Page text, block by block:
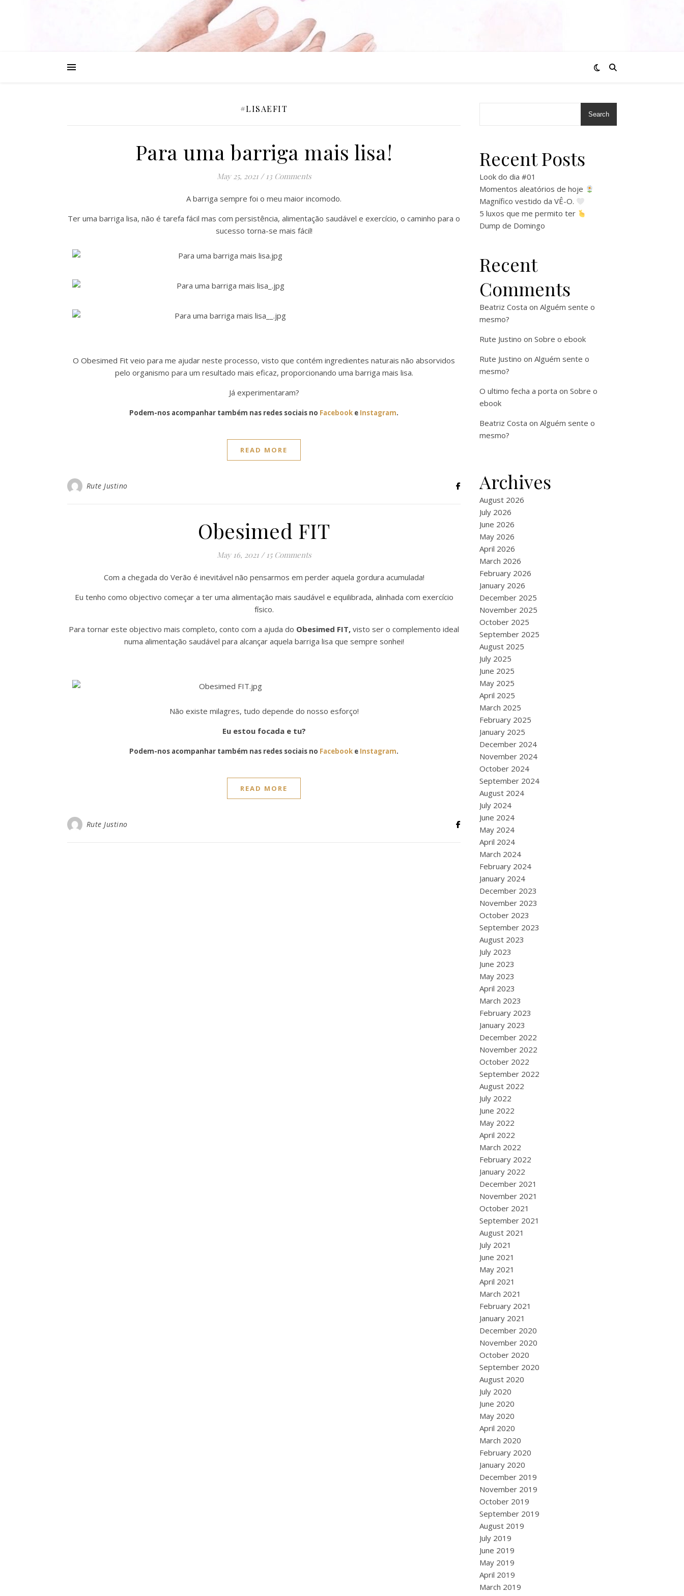
#LISAEFIT
Para uma barriga mais lisa!
May 25, 2021 / 13 Comments
A barriga sempre foi o meu maior incomodo.
Ter uma barriga lisa, não é tarefa fácil mas com persistência, alimentação saudável e exercício, o caminho para o
sucesso torna-se mais fácil!
O Obesimed Fit veio para me ajudar neste processo, visto que contém ingredientes naturais não absorvidos
pelo organismo para um resultado mais eficaz, proporcionando uma barriga mais lisa.
Já experimentaram?
Podem-nos acompanhar também nas redes sociais no Facebook e Instagram.
READ MORE
Rute Justino
Obesimed FIT
May 16, 2021 / 15 Comments
Com a chegada do Verão é inevitável não pensarmos em perder aquela gordura acumulada!
Eu tenho como objectivo começar a ter uma alimentação mais saudável e equilibrada, alinhada com exercício
físico.
Para tornar este objectivo mais completo, conto com a ajuda do Obesimed FIT, visto ser o complemento ideal
numa alimentação saudável para alcançar aquela barriga lisa que sempre sonhei!
Não existe milagres, tudo depende do nosso esforço!
Eu estou focada e tu?
Podem-nos acompanhar também nas redes sociais no Facebook e Instagram.
READ MORE
Rute Justino
Search
Recent Posts
Look do dia #01
Momentos aleatórios de hoje
Magnífico vestido da VÊ-O.
5 luxos que me permito ter
Dump de Domingo
Recent
Comments
Beatriz Costa on Alguém sente o
mesmo?
Rute Justino on Sobre o ebook
Rute Justino on Alguém sente o
mesmo?
O ultimo fecha a porta on Sobre o
ebook
Beatriz Costa on Alguém sente o
mesmo?
Archives
August 2026
July 2026
June 2026
May 2026
April 2026
March 2026
February 2026
January 2026
December 2025
November 2025
October 2025
September 2025
August 2025
July 2025
June 2025
May 2025
April 2025
March 2025
February 2025
January 2025
December 2024
November 2024
October 2024
September 2024
August 2024
July 2024
June 2024
May 2024
April 2024
March 2024
February 2024
January 2024
December 2023
November 2023
October 2023
September 2023
August 2023
July 2023
June 2023
May 2023
April 2023
March 2023
February 2023
January 2023
December 2022
November 2022
October 2022
September 2022
August 2022
July 2022
June 2022
May 2022
April 2022
March 2022
February 2022
January 2022
December 2021
November 2021
October 2021
September 2021
August 2021
July 2021
June 2021
May 2021
April 2021
March 2021
February 2021
January 2021
December 2020
November 2020
October 2020
September 2020
August 2020
July 2020
June 2020
May 2020
April 2020
March 2020
February 2020
January 2020
December 2019
November 2019
October 2019
September 2019
August 2019
July 2019
June 2019
May 2019
April 2019
March 2019